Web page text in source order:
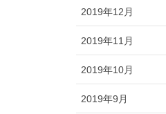
2019年12月
2019年11月
2019年10月
2019年9月